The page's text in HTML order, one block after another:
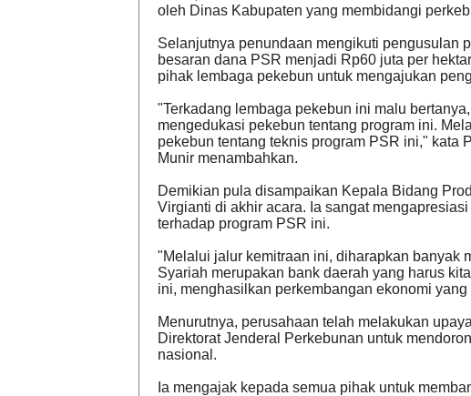
oleh Dinas Kabupaten yang membidangi
Selanjutnya penundaan mengikuti pengusulan
besaran dana PSR menjadi Rp60 juta per
pihak lembaga pekebun untuk mengajukan
"Terkadang lembaga pekebun ini malu
mengedukasi pekebun tentang program ini.
pekebun tentang teknis program PSR ini," kata
Munir menambahkan.
Demikian pula disampaikan Kepala Bidang
Virgianti di akhir acara. Ia sangat
terhadap program PSR ini.
"Melalui jalur kemitraan ini, diharapkan banyak
Syariah merupakan bank daerah yang harus
ini, menghasilkan perkembangan ekonomi
Menurutnya, perusahaan telah melakukan
Direktorat Jenderal Perkebunan untuk
nasional.
Ia mengajak kepada semua pihak untuk